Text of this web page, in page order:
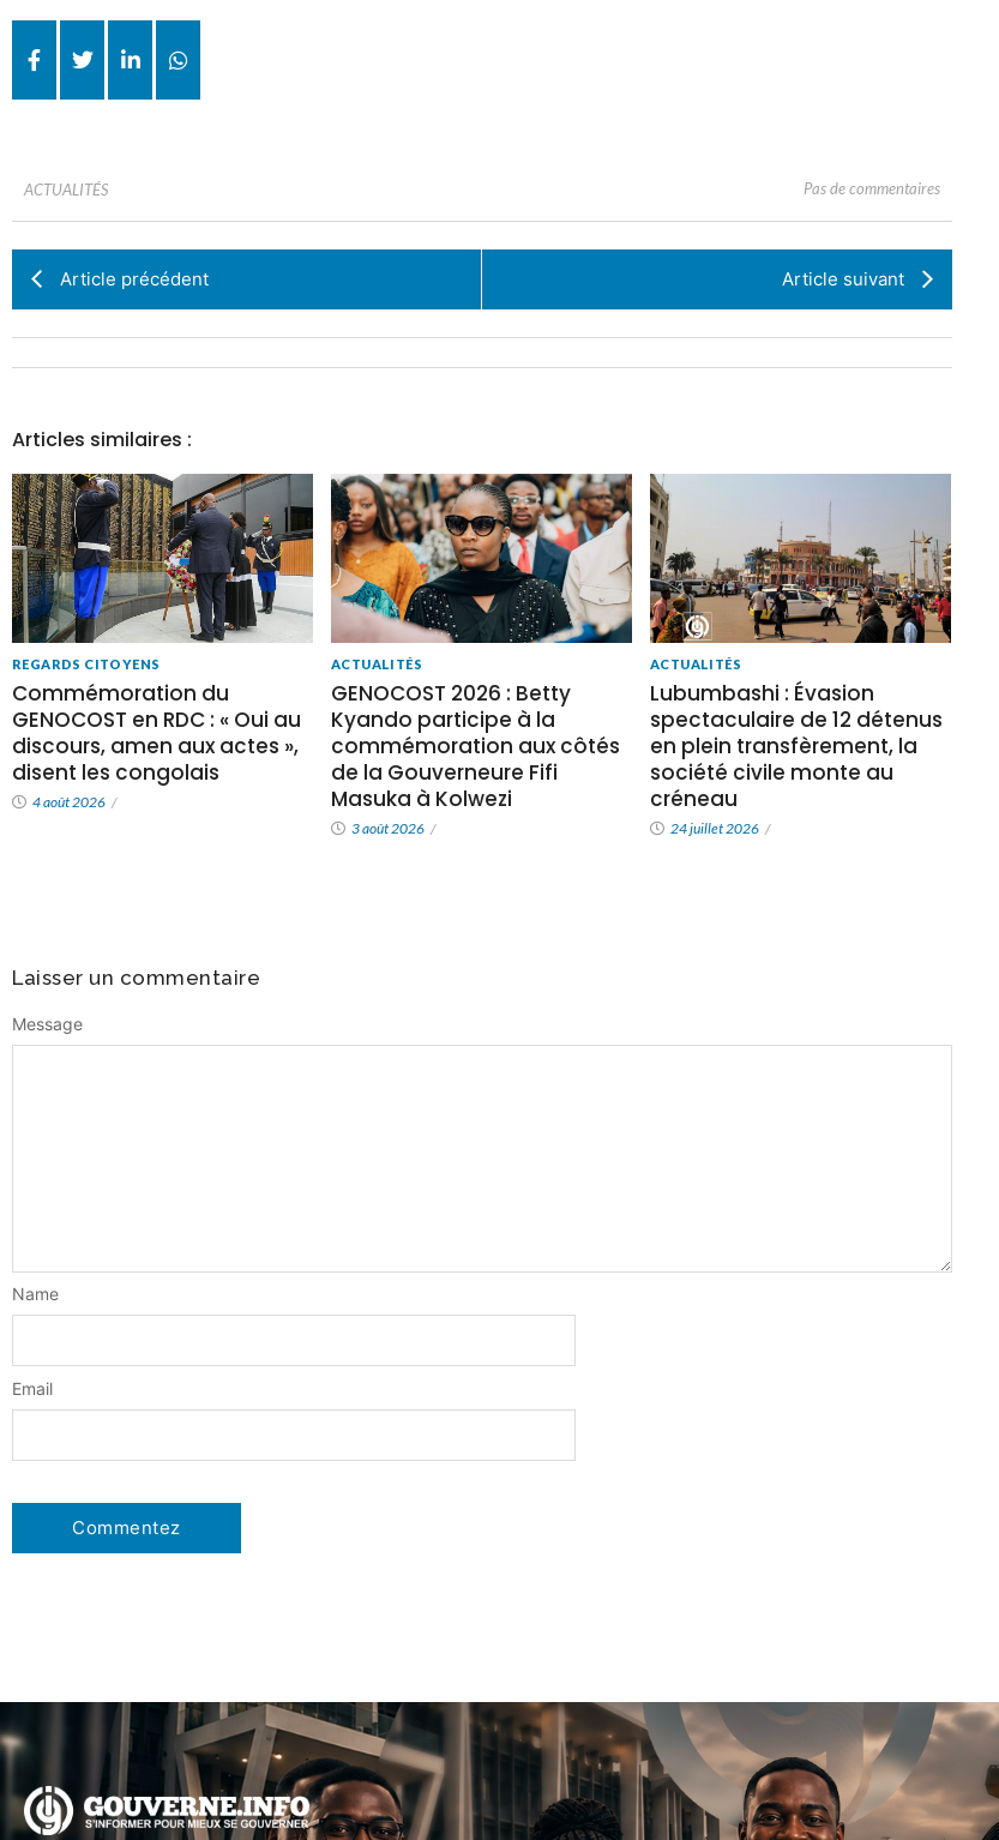
ACTUALITÉS Pas de commentaires
Article précédent Article suivant
Articles similaires :
REGARDS CITOYENS
Commémoration du
GENOCOST en RDC : « Oui au
discours, amen aux actes »,
disent les congolais
4 août 2026 /
ACTUALITÉS
GENOCOST 2026 : Betty
Kyando participe à la
commémoration aux côtés
de la Gouverneure Fifi
Masuka à Kolwezi
3 août 2026 /
ACTUALITÉS
Lubumbashi : Évasion
spectaculaire de 12 détenus
en plein transfèrement, la
société civile monte au
créneau
24 juillet 2026 /
Laisser un commentaire
Message
Name
Email